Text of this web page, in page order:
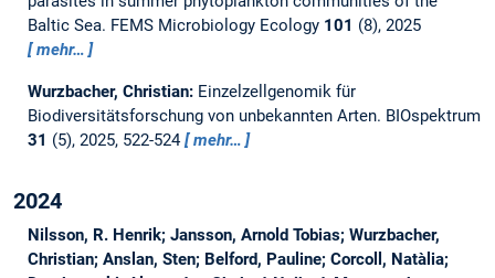
Baltic Sea. FEMS Microbiology Ecology 101 (8), 2025
mehr…
Wurzbacher, Christian: Einzelzellgenomik für
Biodiversitätsforschung von unbekannten Arten. BIOspektrum
31 (5), 2025, 522-524 mehr…
2024
Nilsson, R. Henrik; Jansson, Arnold Tobias; Wurzbacher,
Christian; Anslan, Sten; Belford, Pauline; Corcoll, Natàlia;